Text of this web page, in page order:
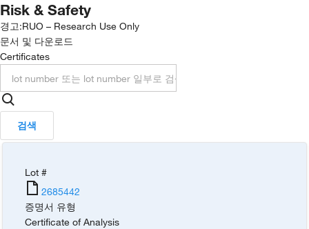
Risk & Safety
경고:RUO – Research Use Only
문서 및 다운로드
Certificates
검색
Lot #
2685442
증명서 유형
Certificate of Analysis